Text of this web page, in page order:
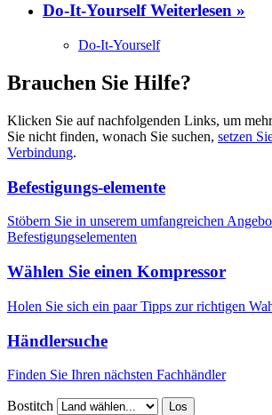
Do-It-YourselfWeiterlesen »
Do-It-Yourself
Brauchen Sie Hilfe?
Klicken Sie auf nachfolgenden Links, um
Sie nicht finden, wonach Sie suchen, setzen
Verbindung.
Befestigungs-elemente
Stöbern Sie in unserem umfangreichen
Befestigungselementen
Wählen Sie einen Kompressor
Holen Sie sich ein paar Tipps zur richtigen
Händlersuche
Finden Sie Ihren nächsten Fachhändler
Bostitch Los